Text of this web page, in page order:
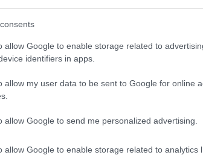
allow Google to enable storage related to
identifiers in apps.
allow my user data to be sent to Google for online
allow Google to send me personalized advertising.
allow Google to enable storage related to analytics
τη βρετανική
Ριβιέρα και
Belles Rives- Το
στα μπλε